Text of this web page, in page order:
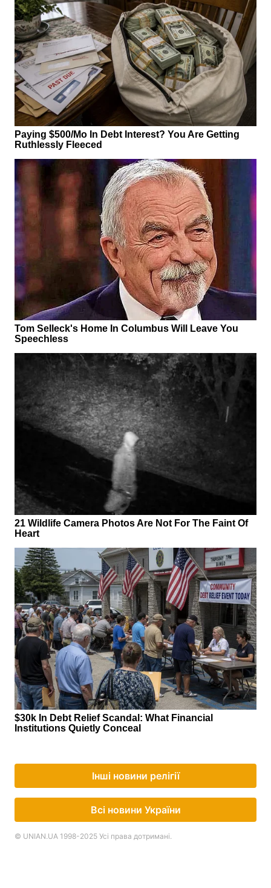
Інші новини релігії
Всі новини України
© UNIAN.UA 1998-2025 Усі права дотримані.